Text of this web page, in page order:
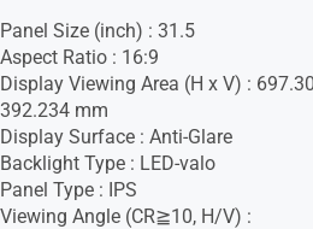
Panel Size (inch) : 31.5
Aspect Ratio : 16:9
Display Viewing Area (H x V) :
392.234 mm
Display Surface : Anti-Glare
Backlight Type : LED-valo
Panel Type : IPS
Viewing Angle (CR≧10, H/V) :